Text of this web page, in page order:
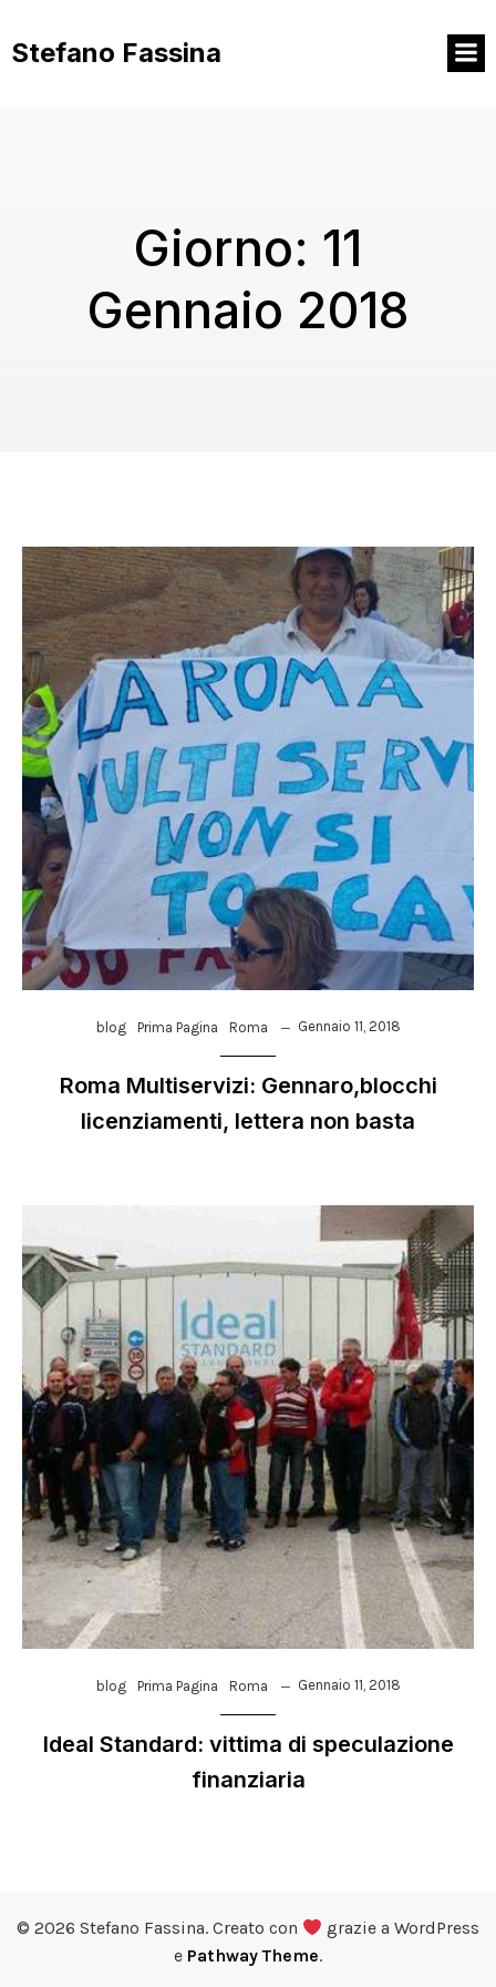
contenuto
Stefano Fassina
Giorno: 11
Gennaio 2018
blog Prima Pagina Roma Gennaio 11, 2018
Roma Multiservizi: Gennaro,blocchi
licenziamenti, lettera non basta
blog Prima Pagina Roma Gennaio 11, 2018
Ideal Standard: vittima di speculazione
finanziaria
© 2026 Stefano Fassina. Creato con
grazie a WordPress
e Pathway Theme.